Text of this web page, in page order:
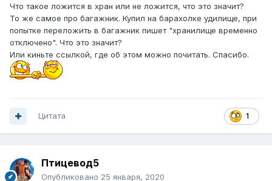
Что такое ложится в хран или не ложится, что это значит?
То же самое про багажник. Купил на барахолке удилище, при
попытке переложить в багажник пишет "хранилище временно
отключено". Что это значит?
Или киньте ссылкой, где об этом можно почитать. Спасибо.
1
Цитата
Птицевод5
Опубликовано 25 января, 2020